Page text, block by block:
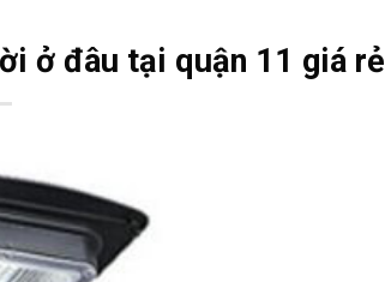
ở đâu tại quận 11 giá rẻ